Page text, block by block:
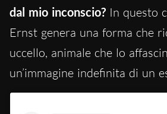
dal mio inconscio? In questo
Ernst genera una forma che
uccello, animale che lo
un’immagine indefinita di un